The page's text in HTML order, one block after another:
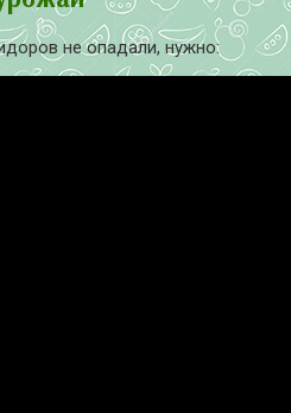
не опадали, нужно: